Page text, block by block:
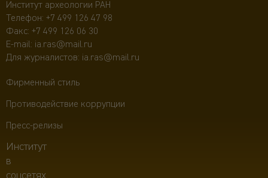
Институт археологии РАН
Телефон: +7 499 126 47 98
Факс: +7 499 126 06 30
E-mail: ia.ras@mail.ru
Для журналистов: ia.ras@mail.ru
Фирменный стиль
Противодействие коррупции
Пресс-релизы
Институт
в
соцсетях